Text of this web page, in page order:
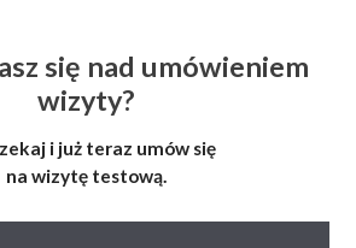
się nad umówieniem
wizyty?
i już teraz umów się
na wizytę testową.